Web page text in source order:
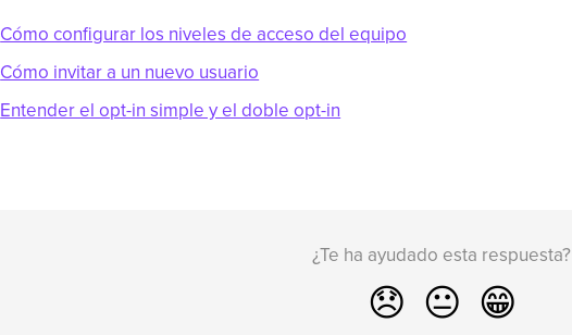
Cómo configurar los niveles de acceso del equipo
Cómo invitar a un nuevo usuario
Entender el opt-in simple y el doble opt-in
¿Te ha ayudado esta respuesta?
😞 😐 😁